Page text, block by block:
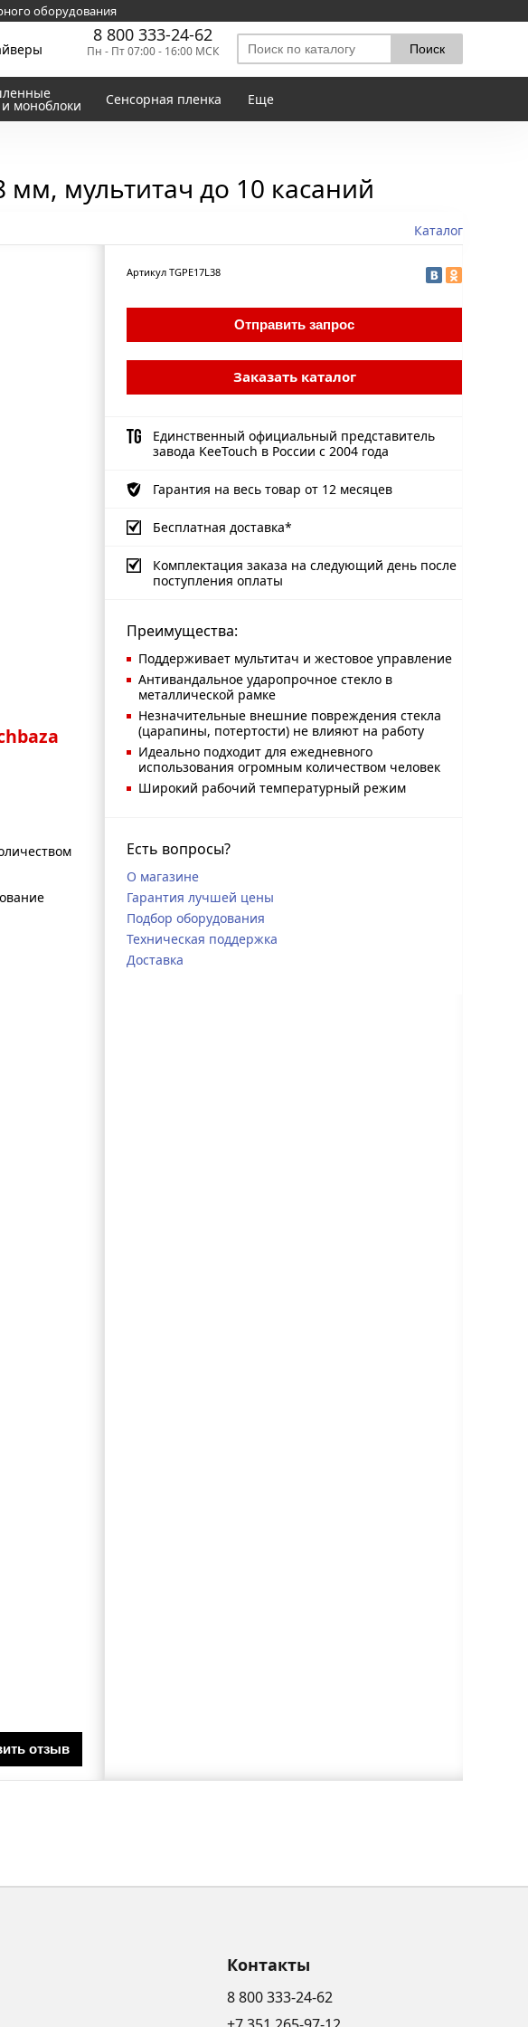
оборудования
8 800 333-24-62
Пн - Пт 07:00 - 16:00 МСК
моноблоки Сенсорная пленка Еще
мультитач до 10 касаний
Каталог
отзыв
Артикул TGPE17L38
Отправить запрос
Заказать каталог
Единственный официальный представитель
завода KeeTouch в России с 2004 года
Гарантия на весь товар от 12 месяцев
Бесплатная доставка*
Комплектация заказа на следующий день после
поступления оплаты
Преимущества:
Поддерживает мультитач и жестовое управление
Антивандальное ударопрочное стекло в
металлической рамке
Незначительные внешние повреждения стекла
(царапины, потертости) не влияют на работу
Идеально подходит для ежедневного
использования огромным количеством человек
Широкий рабочий температурный режим
Есть вопросы?
О магазине
Гарантия лучшей цены
Подбор оборудования
Техническая поддержка
Доставка
Контакты
8 800 333-24-62